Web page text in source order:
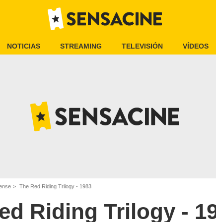
NOTICIAS STREAMING TELEVISIÓN VÍDEOS
The Red Riding Trilogy - 1983
Riding Trilogy -